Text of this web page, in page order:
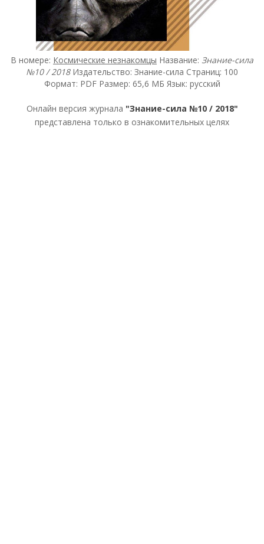
В номере: Космические незнакомцы Название: Знание-сила
№10 / 2018Издательство: Знание-сила Страниц: 100
Формат: PDF Размер: 65,6 МБ Язык: русский
Онлайн версия журнала "Знание-сила №10 / 2018"
представлена только в ознакомительных целях